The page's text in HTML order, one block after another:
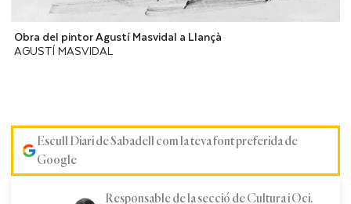
Obra del pintor Agustí Masvidal a Llançà
AGUSTÍ MASVIDAL
Escull Diari de Sabadell com la teva font preferida de
Google
Responsable de la secció de Cultura i Oci.